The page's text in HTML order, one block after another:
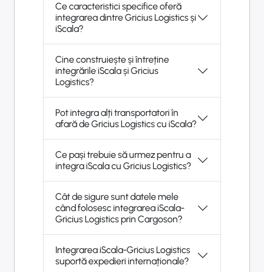
Ce caracteristici specifice oferă
integrarea dintre Gricius Logistics și
iScala?
Cine construiește și întreține
integrările iScala și Gricius
Logistics?
Pot integra alți transportatori în
afară de Gricius Logistics cu iScala?
Ce pași trebuie să urmez pentru a
integra iScala cu Gricius Logistics?
Cât de sigure sunt datele mele
când folosesc integrarea iScala-
Gricius Logistics prin Cargoson?
Integrarea iScala-Gricius Logistics
suportă expedieri internaționale?